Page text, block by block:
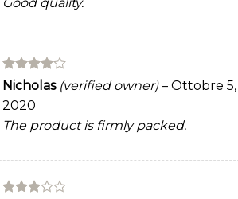
Rated4
Nicholas (verified owner) – Ottobre 5,
2020
The product is firmly packed.